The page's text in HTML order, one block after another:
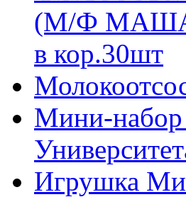
(М/Ф
в кор.30шт
Мини-
Игрушка